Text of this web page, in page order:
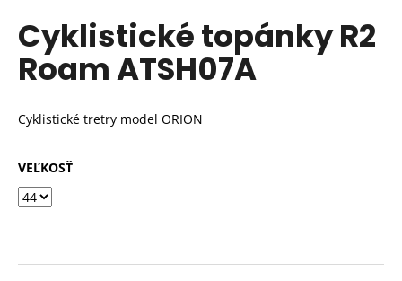
produktu
je
0,0
Cyklistické topánky R2
Roam ATSH07A
Cyklistické tretry model ORION
VEĽKOSŤ